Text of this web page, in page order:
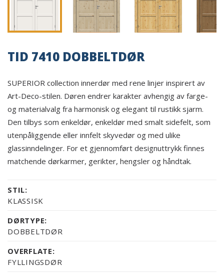
TID 7410 DOBBELTDØR
SUPERIOR collection innerdør med rene linjer inspirert av
Art-Deco-stilen. Døren endrer karakter avhengig av farge-
og materialvalg fra harmonisk og elegant til rustikk sjarm.
Den tilbys som enkeldør, enkeldør med smalt sidefelt, som
utenpåliggende eller innfelt skyvedør og med ulike
glassinndelinger. For et gjennomført designuttrykk finnes
matchende dørkarmer, gerikter, hengsler og håndtak.
STIL:
KLASSISK
DØRTYPE:
DOBBELTDØR
OVERFLATE:
FYLLINGSDØR